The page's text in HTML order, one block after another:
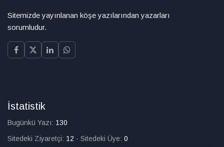
Sitemizde yayınlanan köşe yazılarından yazarları
sorumludur.
İstatistik
Bugünkü Yazı: 130
Sitedeki Ziyaretçi: 12 · Sitedeki Üye: 0